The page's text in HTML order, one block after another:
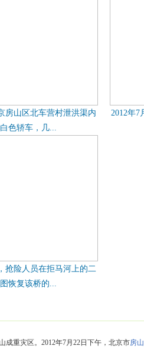
房山区北车营村泄洪渠内
色轿车，几...
2012年7
抢险人员在拒马河上的二
恢复该桥的...
成重灾区。2012年7月22日下午，北京市房山